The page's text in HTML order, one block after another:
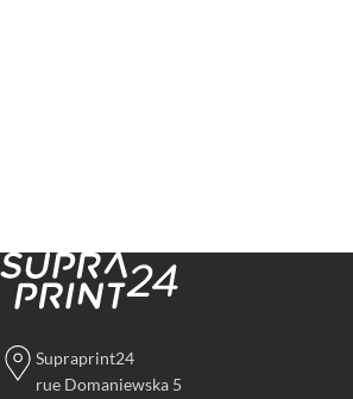
Supraprint24
rue Domaniewska 5